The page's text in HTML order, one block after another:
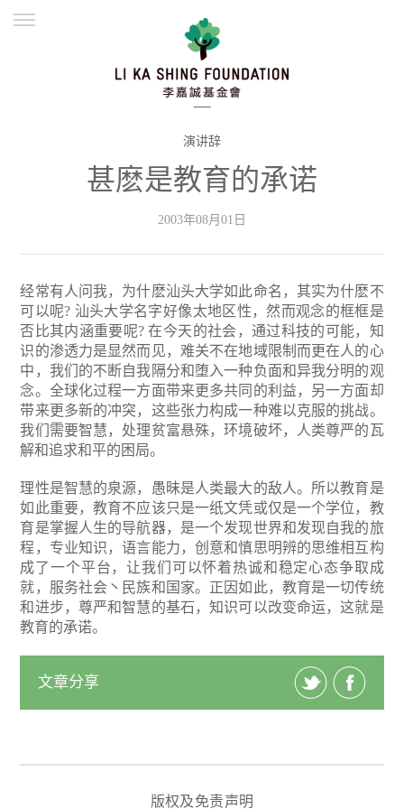
並肩同行
繁體
演讲辞
甚麽是教育的承诺
2003年08月01日
经常有人问我，为什麽汕头大学如此命名，其实为什麽不
可以呢? 汕头大学名字好像太地区性，然而观念的框框是
否比其内涵重要呢? 在今天的社会，通过科技的可能，知
识的渗透力是显然而见，难关不在地域限制而更在人的心
中，我们的不断自我隔分和堕入一种负面和异我分明的观
念。全球化过程一方面带来更多共同的利益，另一方面却
带来更多新的冲突，这些张力构成一种难以克服的挑战。
我们需要智慧，处理贫富悬殊，环境破坏，人类尊严的瓦
解和追求和平的困局。
理性是智慧的泉源，愚昧是人类最大的敌人。所以教育是
如此重要，教育不应该只是一纸文凭或仅是一个学位，教
育是掌握人生的导航器，是一个发现世界和发现自我的旅
程，专业知识，语言能力，创意和慎思明辨的思维相互构
成了一个平台，让我们可以怀着热诚和稳定心态争取成
就，服务社会丶民族和国家。正因如此，教育是一切传统
和进步，尊严和智慧的基石，知识可以改变命运，这就是
教育的承诺。
文章分享
版权及免责声明